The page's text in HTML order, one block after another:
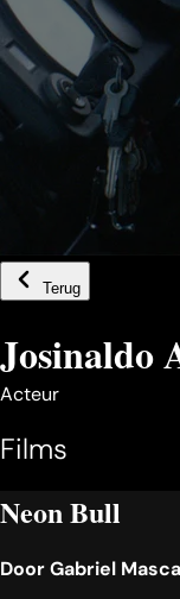
Terug
Josinaldo
Acteur
Films
Neon Bull
DoorGabriel